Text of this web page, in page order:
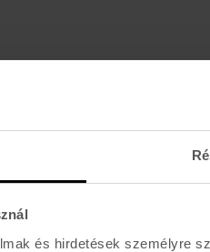
és hirdetések személyre